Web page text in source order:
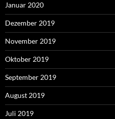
Januar 2020
Dezember 2019
November 2019
Oktober 2019
September 2019
August 2019
Juli 2019